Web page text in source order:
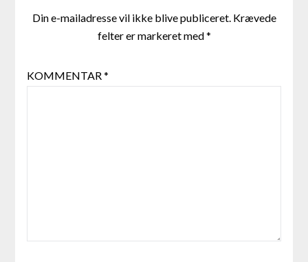
Din e-mailadresse vil ikke blive publiceret. Krævede
felter er markeret med*
KOMMENTAR*